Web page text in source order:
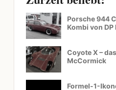
Porsche 944
Kombi von
Coyote X –
McCormick
Formel-1-